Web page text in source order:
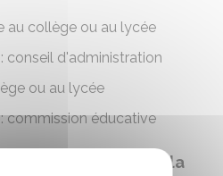
au collège ou au lycée
conseil d'administration
ou au lycée
commission éducative
et des parents à la